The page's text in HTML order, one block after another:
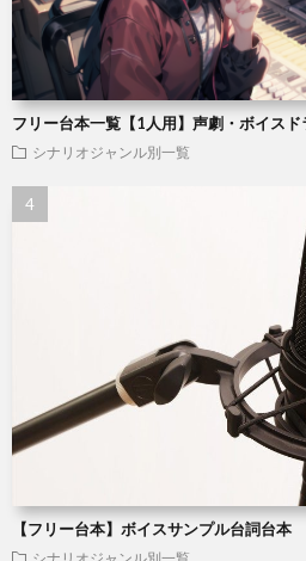
フリー台本一覧【1人用】声劇・ボイスド
シナリオジャンル別一覧
【フリー台本】ボイスサンプル台詞台本
シナリオジャンル別一覧